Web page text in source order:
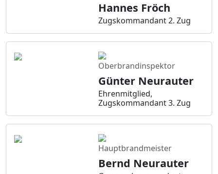
Hannes Fröch
Zugskommandant 2. Zug
Oberbrandinspektor
Günter Neurauter
Ehrenmitglied,
Zugskommandant 3. Zug
Hauptbrandmeister
Bernd Neurauter